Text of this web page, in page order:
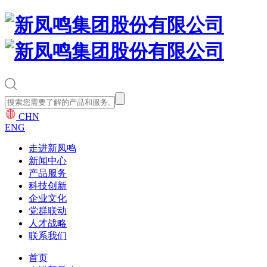
CHN
ENG
走进新凤鸣
新闻中心
产品服务
科技创新
企业文化
党群联动
人才战略
联系我们
首页